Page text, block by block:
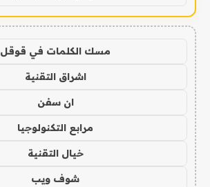
مسك الكلمات في قوقل
اشراق التقنية
ان سفن
مرابع التكنولوجيا
خيال التقنية
شوف ويب